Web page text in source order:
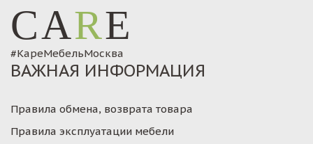
CARE
#КареМебельМосква
ВАЖНАЯ ИНФОРМАЦИЯ
Правила обмена, возврата товара
Правила эксплуатации мебели